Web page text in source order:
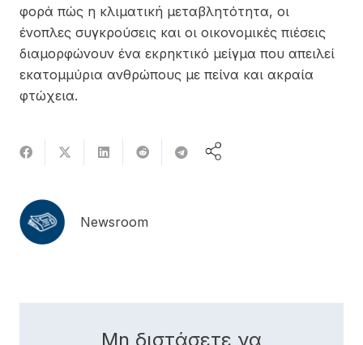
φορά πώς η κλιματική μεταβλητότητα, οι
ένοπλες συγκρούσεις και οι οικονομικές πιέσεις
διαμορφώνουν ένα εκρηκτικό μείγμα που απειλεί
εκατομμύρια ανθρώπους με πείνα και ακραία
φτώχεια.
Newsroom
Μη διστάσετε να